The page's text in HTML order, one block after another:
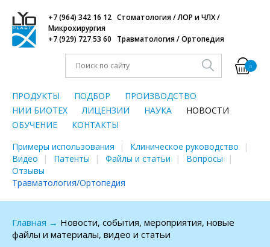
Травматология/Ортопедия
+7 (964) 342 16 12 Стоматология / ЛОР и ЧЛХ /
Микрохирургия
+7 (929) 727 53 60 Травматология / Ортопедия
0
ПРОДУКТЫ ПОДБОР
ПРОИЗВОДСТВО
НИИ БИОТЕХ
ЛИЦЕНЗИИ НАУКА
НОВОСТИ
ОБУЧЕНИЕ
КОНТАКТЫ
Примеры использования
Клиническое руководство
Видео
Патенты Файлы и статьи
Вопросы
Отзывы
Главная → Новости, события, мероприятия, новые
файлы и материалы, видео и статьи